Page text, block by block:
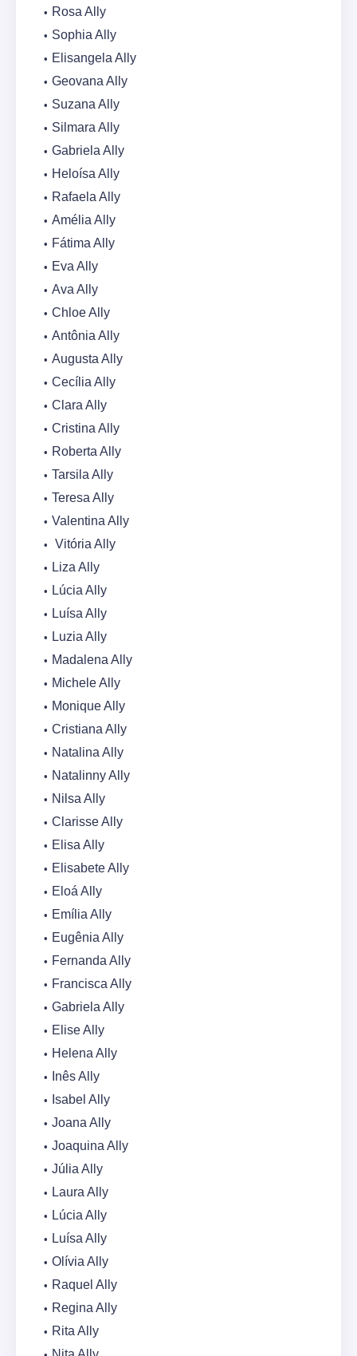
Rosa Ally
Sophia Ally
Elisangela Ally
Geovana Ally
Suzana Ally
Silmara Ally
Gabriela Ally
Heloísa Ally
Rafaela Ally
Amélia Ally
Fátima Ally
Eva Ally
Ava Ally
Chloe Ally
Antônia Ally
Augusta Ally
Cecília Ally
Clara Ally
Cristina Ally
Roberta Ally
Tarsila Ally
Teresa Ally
Valentina Ally
Vitória Ally
Liza Ally
Lúcia Ally
Luísa Ally
Luzia Ally
Madalena Ally
Michele Ally
Monique Ally
Cristiana Ally
Natalina Ally
Natalinny Ally
Nilsa Ally
Clarisse Ally
Elisa Ally
Elisabete Ally
Eloá Ally
Emília Ally
Eugênia Ally
Fernanda Ally
Francisca Ally
Gabriela Ally
Elise Ally
Helena Ally
Inês Ally
Isabel Ally
Joana Ally
Joaquina Ally
Júlia Ally
Laura Ally
Lúcia Ally
Luísa Ally
Olívia Ally
Raquel Ally
Regina Ally
Rita Ally